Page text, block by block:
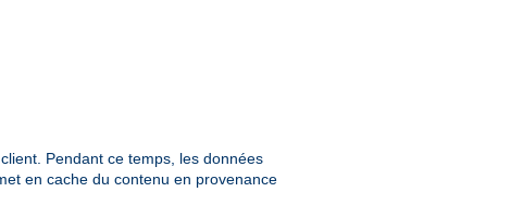
Pendant ce temps, les données
en cache du contenu en provenance